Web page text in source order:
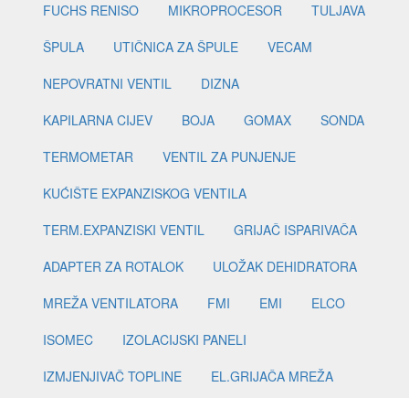
FUCHS RENISO
MIKROPROCESOR
TULJAVA
ŠPULA
UTIČNICA ZA ŠPULE
VECAM
NEPOVRATNI VENTIL
DIZNA
KAPILARNA CIJEV
BOJA GOMAX
SONDA
TERMOMETAR
VENTIL ZA PUNJENJE
KUĆIŠTE EXPANZISKOG VENTILA
TERM.EXPANZISKI VENTIL
GRIJAČ ISPARIVAČA
ADAPTER ZA ROTALOK
ULOŽAK DEHIDRATORA
MREŽA VENTILATORA
FMI EMI
ELCO
ISOMEC
IZOLACIJSKI PANELI
IZMJENJIVAČ TOPLINE
EL.GRIJAČA MREŽA